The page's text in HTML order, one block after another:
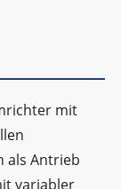
mit
als Antrieb
variabler